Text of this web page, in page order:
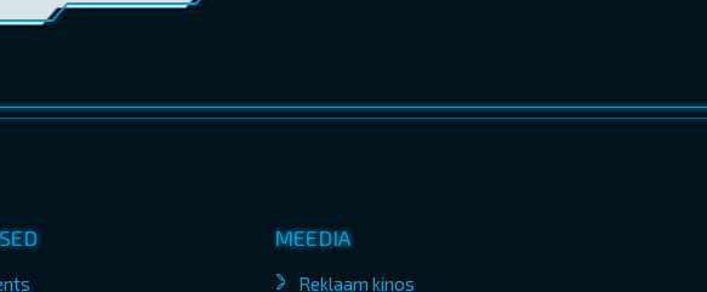
MEEDIA
Reklaam kinos